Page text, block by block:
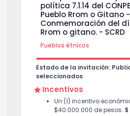
política 7.1.14 del
Pueblo Rrom o Gitano -
Conmemoración del
Rrom o gitano. - SCRD
Pueblos étnicos
Estado de la invitación:
seleccionados
Incentivos
Un (1) incentivo
$40.000.000 de pesos.